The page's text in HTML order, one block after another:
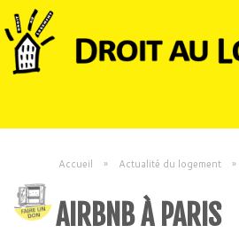
Accueil » Actualité du logement »
AIRBNB À PARIS